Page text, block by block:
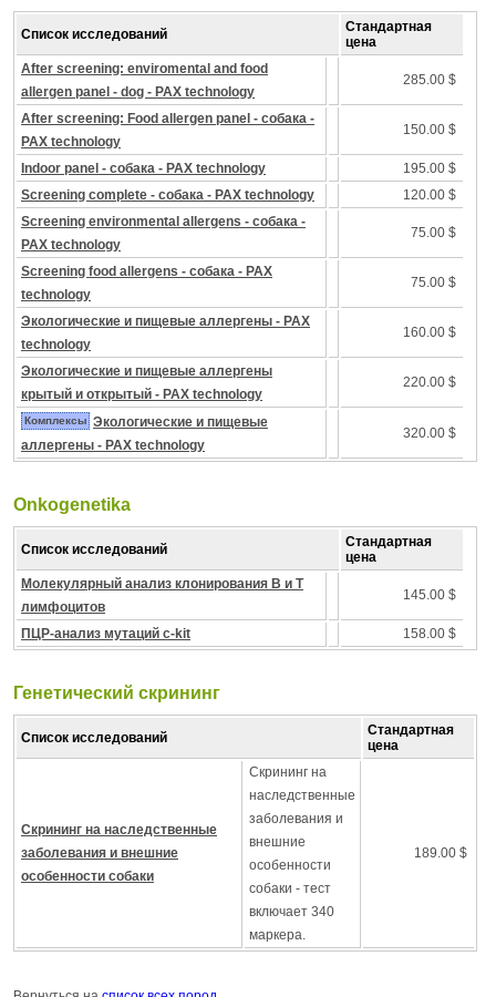
Список исследований
Стандартная
цена
After screening: enviromental and food
allergen panel - dog - PAX technology
285.00 $
After screening: Food allergen panel - собака -
PAX technology
150.00 $
Indoor panel - собака - PAX technology
195.00 $
Screening complete - собака - PAX technology
120.00 $
Screening environmental allergens - собака -
PAX technology
75.00 $
Screening food allergens - собака - PAX
technology
75.00 $
Экологические и пищевые аллергены - PAX
technology
160.00 $
Экологические и пищевые аллергены
крытый и открытый - PAX technology
220.00 $
Комплексы Экологические и пищевые
аллергены - PAX technology
320.00 $
Onkogenetika
Список исследований
Стандартная
цена
Молекулярный анализ клонирования B и T
лимфоцитов
145.00 $
ПЦР-анализ мутаций c-kit 158.00 $
Генетический скрининг
Список исследований
Стандартная
цена
Скрининг на наследственные
заболевания и внешние
особенности собаки
Скрининг на
наследственные
заболевания и
внешние
особенности
собаки - тест
включает 340
маркера.
189.00 $